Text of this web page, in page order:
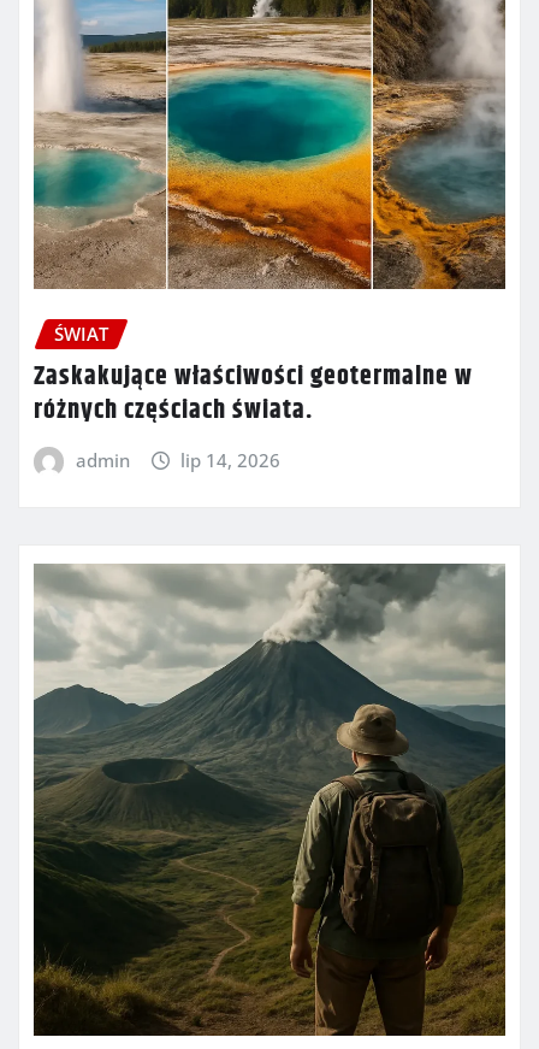
ŚWIAT
Zaskakujące właściwości geotermalne w
różnych częściach świata.
admin lip 14, 2026